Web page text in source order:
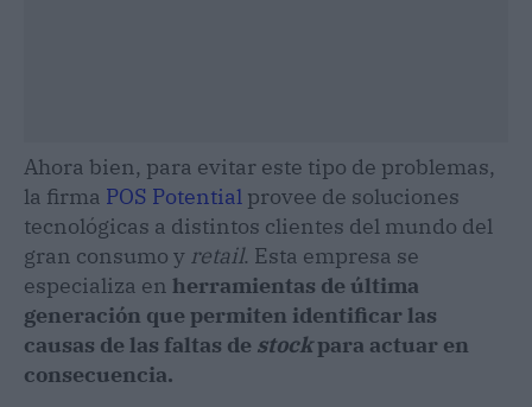
Ahora bien, para evitar este tipo de problemas,
la firma POS Potential provee de soluciones
tecnológicas a distintos clientes del mundo del
gran consumo y retail. Esta empresa se
especializa en herramientas de última
generación que permiten identificar las
causas de las faltas de stockpara actuar en
consecuencia.